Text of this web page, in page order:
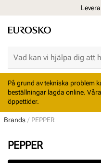
På grund av tekniska problem
beställningar lagda online.
öppettider.
Brands PEPPER
PEPPER